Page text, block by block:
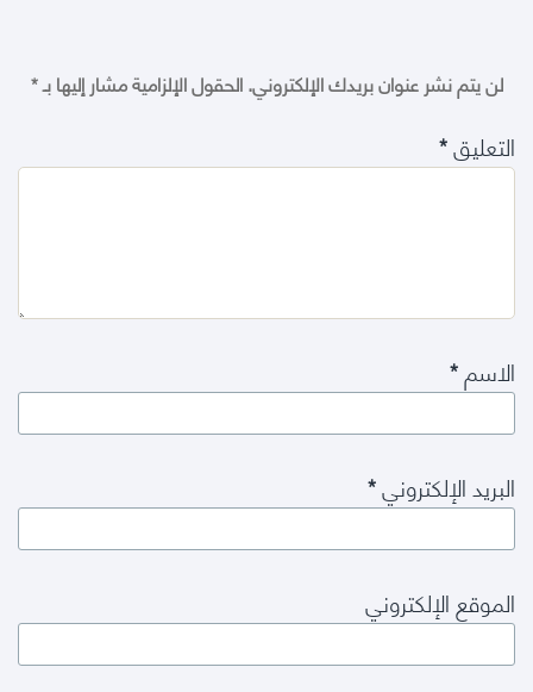
لن يتم نشر عنوان بريدك الإلكتروني.الحقول الإلزامية مشار إليها بـ*
التعليق*
الاسم*
البريد الإلكتروني*
الموقع الإلكتروني